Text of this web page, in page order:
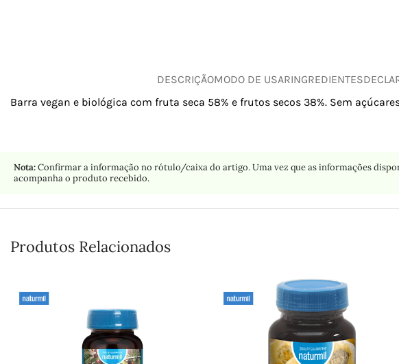
DESCRIÇÃOMODO DE USARINGREDIENTES
Barra vegan e biológica com fruta seca 58% e frutos secos 38%. Sem
Nota:Confirmar a informação no rótulo/caixa do artigo. Uma vez que as informações
acompanha o produto recebido.
Produtos Relacionados